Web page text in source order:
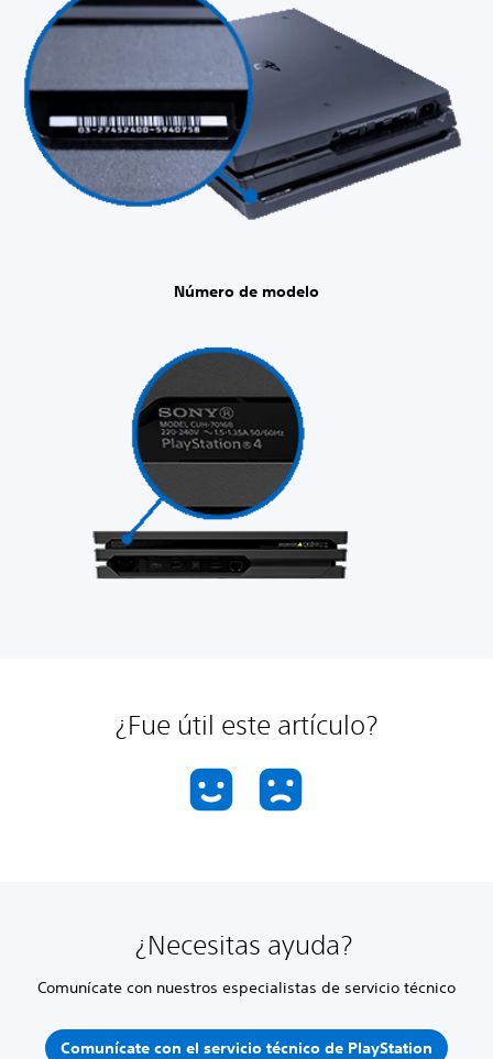
Número de modelo
¿Fue útil este artículo?
¿Necesitas ayuda?
Comunícate con nuestros especialistas de servicio técnico
Comunícate con el servicio técnico de PlayStation